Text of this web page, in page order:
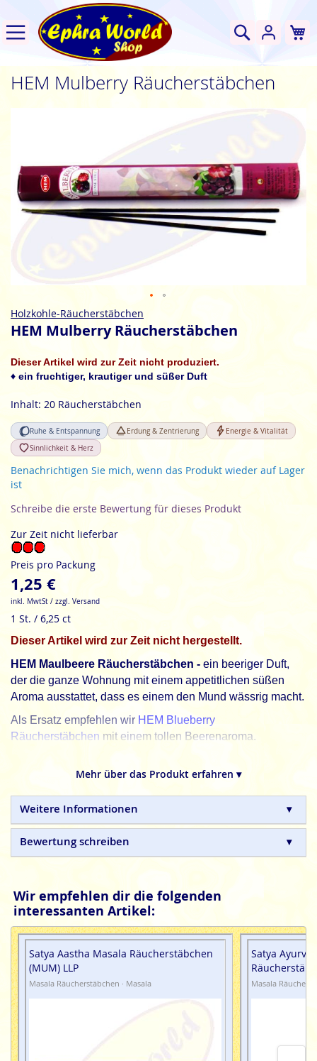
Suche
HEM Mulberry Räucherstäbchen
springen
Zum
Anfang
Bildgalerie
springen
Holzkohle-Räucherstäbchen
HEM Mulberry Räucherstäbchen
Dieser Artikel wird zur Zeit nicht produziert.
♦ ein fruchtiger, krautiger und süßer Duft
Inhalt: 20 Räucherstäbchen
Ruhe & Entspannung Erdung & Zentrierung
Energie & Vitalität
Sinnlichkeit & Herz
Benachrichtigen Sie mich, wenn das Produkt wieder auf Lager
ist
Schreibe die erste Bewertung für dieses Produkt
Zur Zeit nicht lieferbar
Preis pro Packung
1,25 €
inkl. MwtSt / zzgl. Versand
1 St. / 6,25 ct
Dieser Artikel wird zur Zeit nicht hergestellt.
HEM Maulbeere Räucherstäbchen - ein beeriger Duft,
der die ganze Wohnung mit einem appetitlichen süßen
Aroma ausstattet, dass es einem den Mund wässrig macht.
Als Ersatz empfehlen wir HEM Blueberry
Räucherstäbchen mit einem tollen Beerenaroma.
indische Beeren Agarbathies.
HEM indische Räucherstäbchen sind in Handarbeit
hergestellte Naturprodukte.
Mehr über das Produkt erfahren ▾
Weitere Informationen
Bewertung schreiben
Wir empfehlen dir die folgenden
interessanten Artikel:
Satya Aastha Masala Räucherstäbchen
(MUM) LLP
Masala Räucherstäbchen · Masala
Satya
Masala